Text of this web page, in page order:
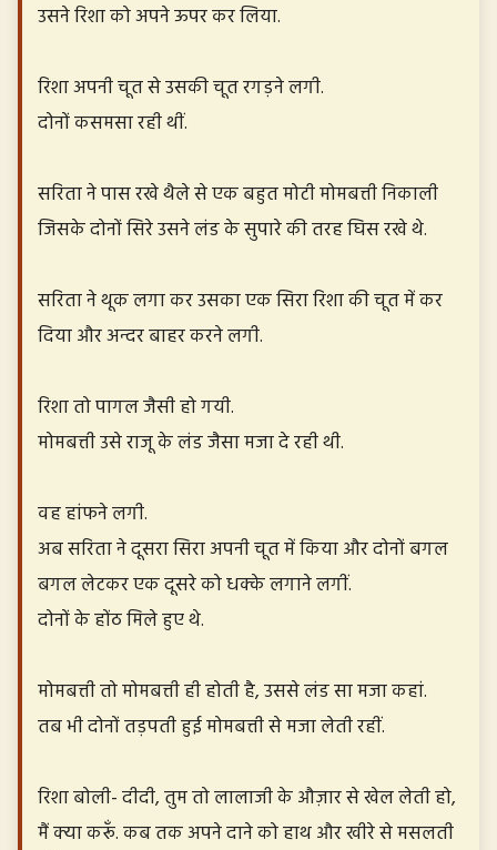
उसने रिशा को अपने ऊपर कर लिया.
रिशा अपनी चूत से उसकी चूत रगड़ने लगी.
दोनों कसमसा रही थीं.
सरिता ने पास रखे थैले से एक बहुत मोटी मोमबत्ती निकाली
जिसके दोनों सिरे उसने लंड के सुपारे की तरह घिस रखे थे.
सरिता ने थूक लगा कर उसका एक सिरा रिशा की चूत में कर
दिया और अन्दर बाहर करने लगी.
रिशा तो पागल जैसी हो गयी.
मोमबत्ती उसे राजू के लंड जैसा मजा दे रही थी.
वह हांफने लगी.
अब सरिता ने दूसरा सिरा अपनी चूत में किया और दोनों बगल
बगल लेटकर एक दूसरे को धक्के लगाने लगीं.
दोनों के होंठ मिले हुए थे.
मोमबत्ती तो मोमबत्ती ही होती है, उससे लंड सा मजा कहां.
तब भी दोनों तड़पती हुई मोमबत्ती से मजा लेती रहीं.
रिशा बोली- दीदी, तुम तो लालाजी के औज़ार से खेल लेती हो,
मैं क्या करूँ. कब तक अपने दाने को हाथ और खीरे से मसलती